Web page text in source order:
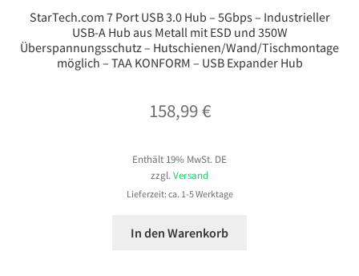
StarTech.com 7 Port USB 3.0 Hub – 5Gbps – Industrieller
USB-A Hub aus Metall mit ESD und 350W
Überspannungsschutz – Hutschienen/Wand/Tischmontage
möglich – TAA KONFORM – USB Expander Hub
158,99€
Enthält 19% MwSt. DE
zzgl. Versand
Lieferzeit: ca. 1-5 Werktage
In den Warenkorb